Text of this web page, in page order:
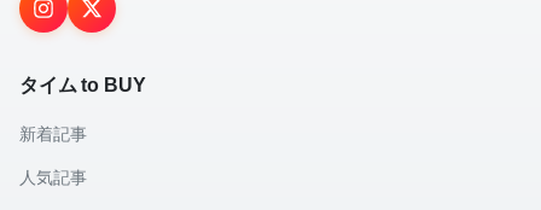
タイム to BUY
新着記事
人気記事